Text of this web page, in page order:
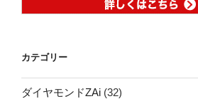
カテゴリー
ダイヤモンドZAi (32)